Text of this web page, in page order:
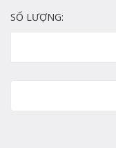
SỐ LƯỢNG: